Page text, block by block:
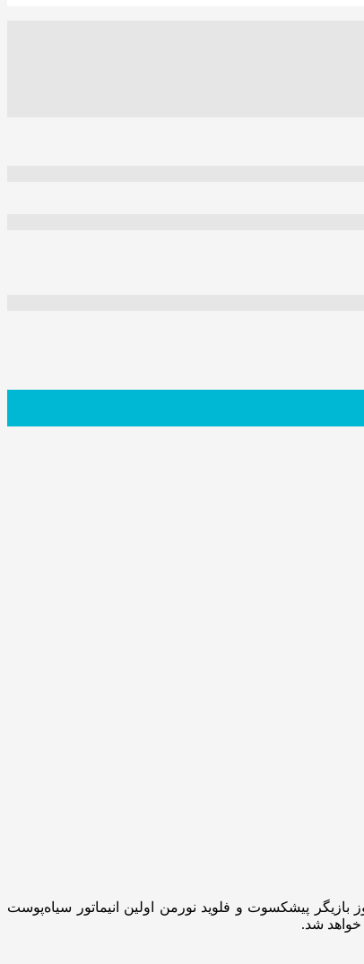
پیشکسوت و فلوید نورمن اولین انیماتور سیاه‌پوست
خواهد شد.